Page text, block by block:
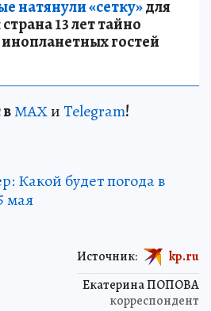
натянули «сетку»для
13 лет тайно
инопланетных гостей
МАХиTelegram!
Какой будет погода в
мая
Екатерина ПОПОВА
корреспондент
Источник: kp.ru